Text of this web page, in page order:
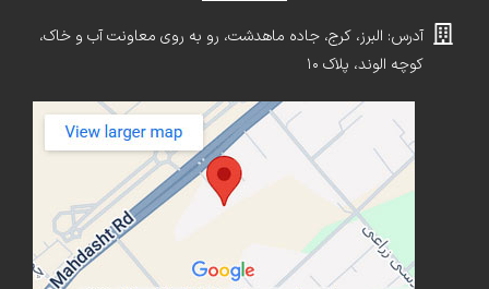
آدرس: البرز، کرج، جاده ماهدشت، رو به روی معاونت آب و خاک،
کوچه الوند، پلاک ۱۰